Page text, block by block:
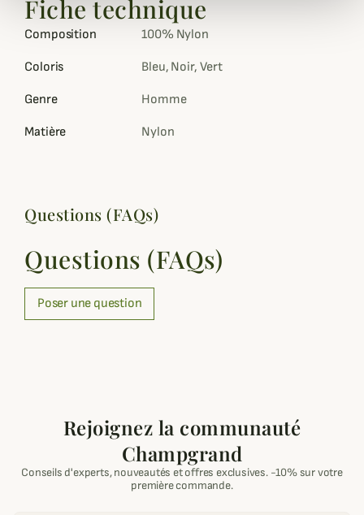
Fiche technique
Composition 100% Nylon
Coloris Bleu, Noir, Vert
Genre Homme
Matière Nylon
Questions (FAQs)
Questions (FAQs)
Poser une question
Rejoignez la communauté
Champgrand
Conseils d'experts, nouveautés et offres exclusives. -10% sur votre
première commande.